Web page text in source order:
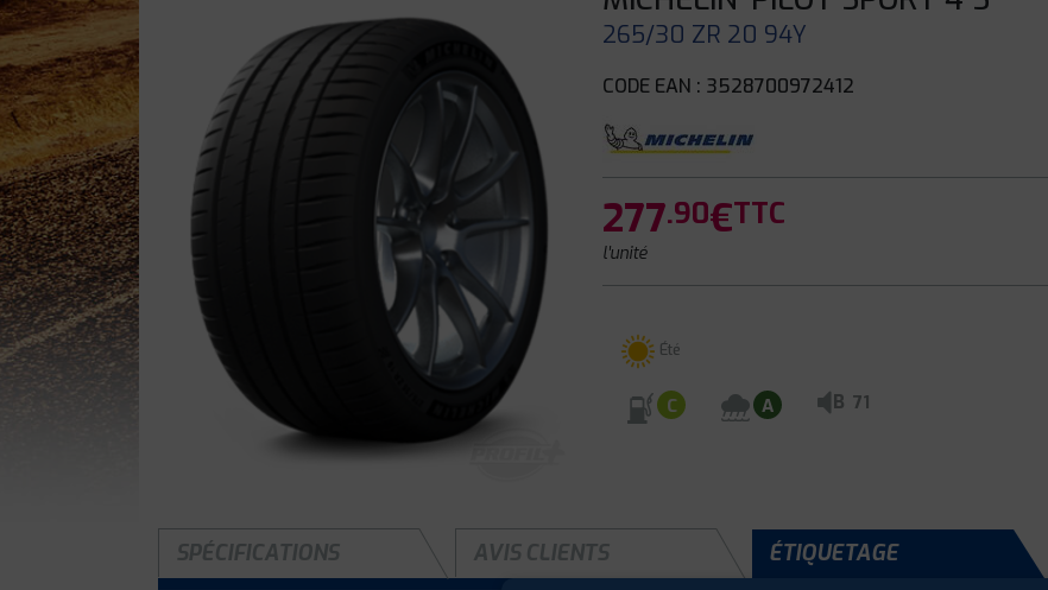
265/30 ZR 20 94Y
CODE EAN : 3528700972412
277.90€TTC
l'unité
Été
C A B 71
SPÉCIFICATIONS AVIS CLIENTS ÉTIQUETAGE